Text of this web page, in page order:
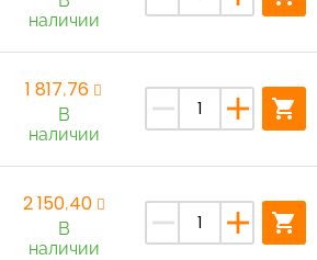
наличии
1 817,76
В
наличии
remove add shopping_cart
2 150,40
В
наличии
remove add shopping_cart